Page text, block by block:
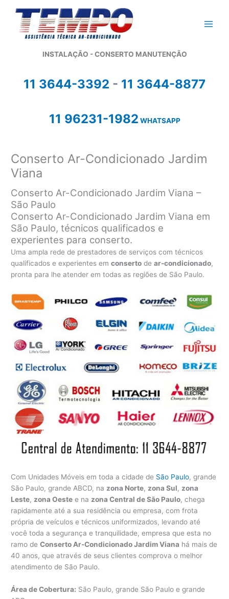
conteúdo
INSTALAÇÃO - CONSERTO MANUTENÇÃO
11 3644-3392 - 11 3644-8877
11 96231-1982 WHATSAPP
Conserto Ar-Condicionado Jardim
Viana
Conserto Ar-Condicionado Jardim Viana –
São Paulo
Conserto Ar-Condicionado Jardim Viana em
São Paulo, técnicos qualificados e
experientes para conserto.
Uma ampla rede de prestadores de serviços com técnicos
qualificados e experientes emconserto dear-condicionado,
pronta para lhe atender em todas as regiões de São Paulo.
Com Unidades Móveis em toda a cidade de São Paulo, grande
São Paulo, grande ABCD, na zona Norte, zona Sul, zona
Leste, zona Oeste e na zona Central de São Paulo, chega
rapidamente até a sua residência ou empresa, com frota
própria de veículos e técnicos uniformizados, levando até
você toda a segurança e tranquilidade, empresa que esta no
ramo deConserto Ar-Condicionado Jardim Viana há mais de
40 anos, que através de seus clientes comprova o melhor
atendimento de São Paulo.
Área de Cobertura: São Paulo, grande São Paulo e grande